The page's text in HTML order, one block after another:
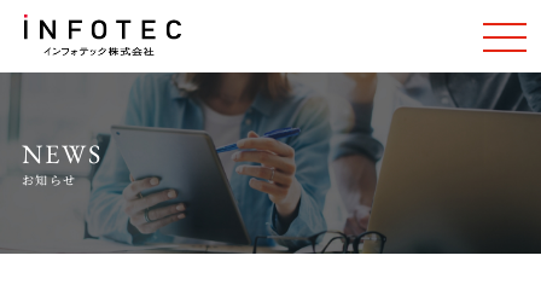
NEWS
お知らせ